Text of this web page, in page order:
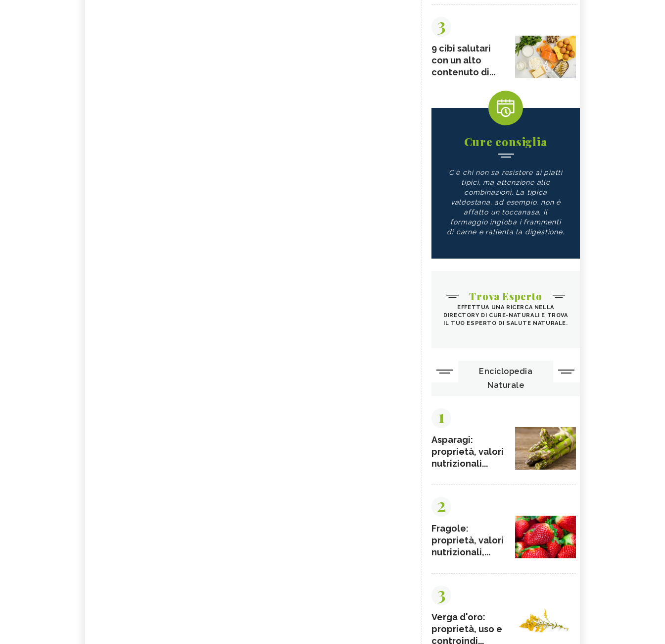
3
9 cibi salutari
con un alto
contenuto di...
Cure consiglia
C'è chi non sa resistere ai piatti
tipici, ma attenzione alle
combinazioni. La tipica
valdostana, ad esempio, non è
affatto un toccanasa. Il
formaggio ingloba i frammenti
di carne e rallenta la digestione.
Trova Esperto
EFFETTUA UNA RICERCA NELLA
DIRECTORY DI CURE-NATURALI E TROVA
IL TUO ESPERTO DI SALUTE NATURALE.
Enciclopedia
Naturale
1
Asparagi:
proprietà, valori
nutrizionali...
2
Fragole:
proprietà, valori
nutrizionali,...
3
Verga d'oro:
proprietà, uso e
controindi...